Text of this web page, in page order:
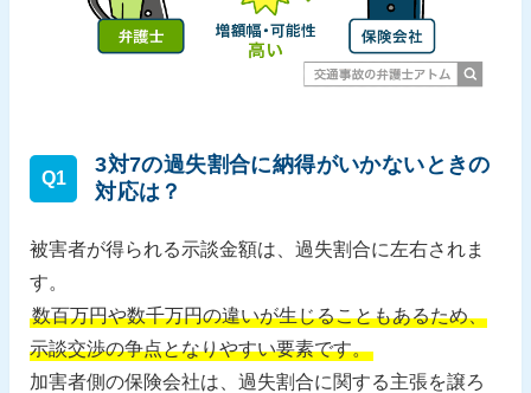
Q1
3対7の過失割合に納得がいかないときの
対応は？
被害者が得られる示談金額は、過失割合に左右されま
す。
数百万円や数千万円の違いが生じることもあるため、
示談交渉の争点となりやすい要素です。
加害者側の保険会社は、過失割合に関する主張を譲ろ